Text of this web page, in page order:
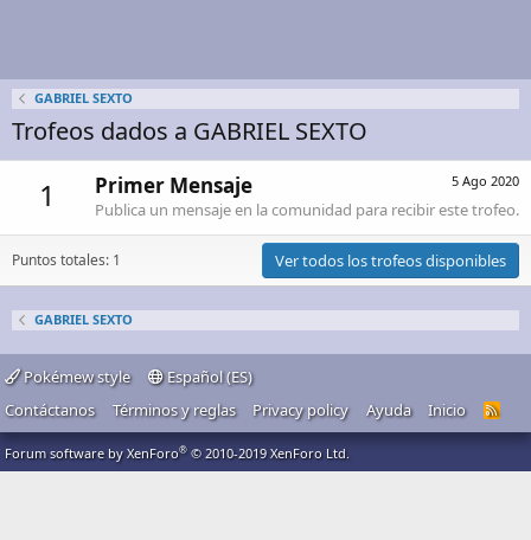
GABRIEL SEXTO
Trofeos dados a GABRIEL SEXTO
1 5 Ago 2020
Primer Mensaje
Publica un mensaje en la comunidad para recibir este trofeo.
Puntos totales: 1 Ver todos los trofeos disponibles
GABRIEL SEXTO
Pokémew style
Español (ES)
Contáctanos
Términos y reglas Privacy policy Ayuda Inicio
R
Forum software by XenForo® © 2010-2019 XenForo Ltd.